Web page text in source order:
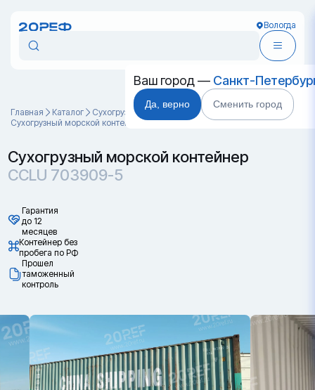
Вологда
Ваш город — Санкт-
Да, верно Сменить город
Главная Каталог
Cухогрузные морские контейнеры
Сухогрузный морской контейнер CCLU 703909-5
Сухогрузный морской контейнер
CCLU 703909-5
Гарантия
до 12
месяцев
Контейнер без
пробега по РФ
Прошел
таможенный
контроль